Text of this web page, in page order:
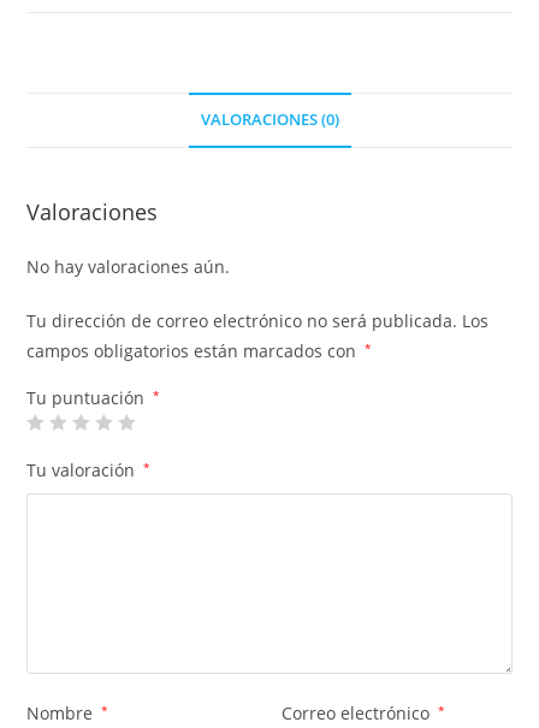
VALORACIONES (0)
Valoraciones
No hay valoraciones aún.
Tu dirección de correo electrónico no será publicada. Los
campos obligatorios están marcados con
*
Tu puntuación *
Tu valoración *
Nombre * Correo electrónico *